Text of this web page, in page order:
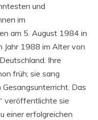
und
im
am 5. August 1984 in
Jahr 1988 im Alter von
Ihre
früh; sie sang
Das
veröffentlichte sie
einer erfolgreichen